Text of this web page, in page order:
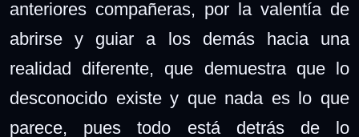
anteriores compañeras, por la valentía de
abrirse y guiar a los demás hacia una
realidad diferente, que demuestra que lo
desconocido existe y que nada es lo que
parece, pues todo está detrás de lo